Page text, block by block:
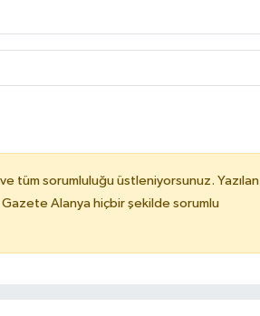
tüm sorumluluğu üstleniyorsunuz. Yazılan
Alanya hiçbir şekilde sorumlu